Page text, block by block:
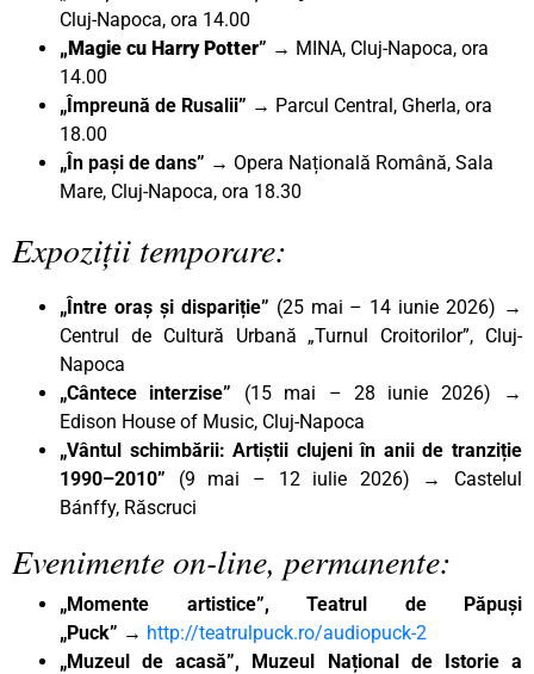
Cluj-Napoca, ora 14.00
„Magie cu Harry Potter” → MINA, Cluj-Napoca, ora
14.00
„Împreună de Rusalii” → Parcul Central, Gherla, ora
18.00
„În pași de dans” → Opera Națională Română, Sala
Mare, Cluj-Napoca, ora 18.30
Expoziții temporare:
„Între oraș și dispariție” (25 mai – 14 iunie 2026) →
Centrul de Cultură Urbană „Turnul Croitorilor”, Cluj-
Napoca
„Cântece interzise” (15 mai – 28 iunie 2026) →
Edison House of Music, Cluj-Napoca
„Vântul schimbării: Artiștii clujeni în anii de tranziție
1990–2010” (9 mai – 12 iulie 2026) → Castelul
Bánffy, Răscruci
Evenimente on-line, permanente:
„Momente artistice”, Teatrul de Păpuși
„Puck” → http://teatrulpuck.ro/audiopuck-2
„Muzeul de acasă”, Muzeul Național de Istorie a